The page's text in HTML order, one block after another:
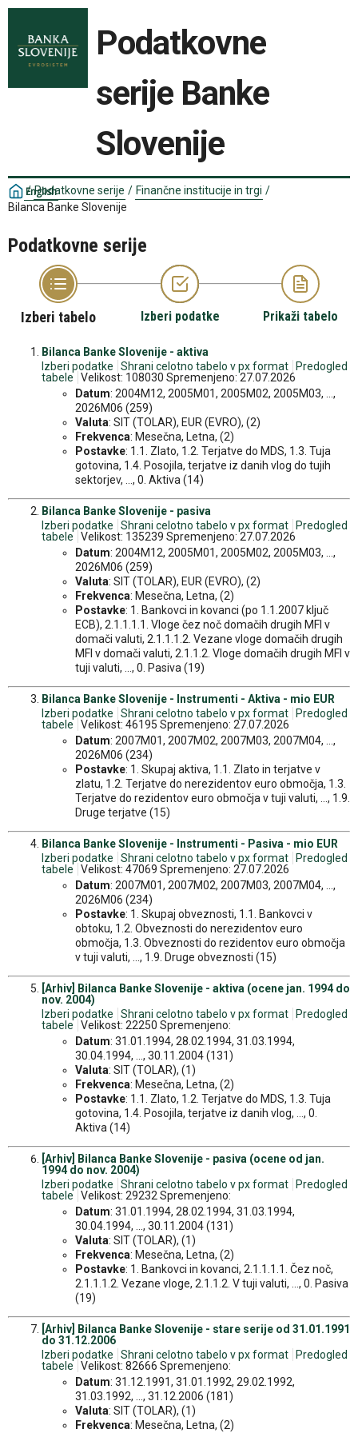
Podatkovne
serije Banke
Slovenije
English
/ Podatkovne serije / Finančne institucije in trgi /
Bilanca Banke Slovenije
Podatkovne serije
Izberi tabelo Izberi podatke Prikaži tabelo
Bilanca Banke Slovenije - aktiva
Izberi podatke
Shrani celotno tabelo v px format
Predogled
tabele
Velikost: 108030 Spremenjeno: 27.07.2026
Datum: 2004M12, 2005M01, 2005M02, 2005M03, ...,
2026M06 (259)
Valuta: SIT (TOLAR), EUR (EVRO), (2)
Frekvenca: Mesečna, Letna, (2)
Postavke: 1.1. Zlato, 1.2. Terjatve do MDS, 1.3. Tuja
gotovina, 1.4. Posojila, terjatve iz danih vlog do tujih
sektorjev, ..., 0. Aktiva (14)
Bilanca Banke Slovenije - pasiva
Izberi podatke
Shrani celotno tabelo v px format
Predogled
tabele
Velikost: 135239 Spremenjeno: 27.07.2026
Datum: 2004M12, 2005M01, 2005M02, 2005M03, ...,
2026M06 (259)
Valuta: SIT (TOLAR), EUR (EVRO), (2)
Frekvenca: Mesečna, Letna, (2)
Postavke: 1. Bankovci in kovanci (po 1.1.2007 ključ
ECB), 2.1.1.1.1. Vloge čez noč domačih drugih MFI v
domači valuti, 2.1.1.1.2. Vezane vloge domačih drugih
MFI v domači valuti, 2.1.1.2. Vloge domačih drugih MFI v
tuji valuti, ..., 0. Pasiva (19)
Bilanca Banke Slovenije - Instrumenti - Aktiva - mio EUR
Izberi podatke
Shrani celotno tabelo v px format
Predogled
tabele
Velikost: 46195 Spremenjeno: 27.07.2026
Datum: 2007M01, 2007M02, 2007M03, 2007M04, ...,
2026M06 (234)
Postavke: 1. Skupaj aktiva, 1.1. Zlato in terjatve v
zlatu, 1.2. Terjatve do nerezidentov euro območja, 1.3.
Terjatve do rezidentov euro območja v tuji valuti, ..., 1.9.
Druge terjatve (15)
Bilanca Banke Slovenije - Instrumenti - Pasiva - mio EUR
Izberi podatke
Shrani celotno tabelo v px format
Predogled
tabele
Velikost: 47069 Spremenjeno: 27.07.2026
Datum: 2007M01, 2007M02, 2007M03, 2007M04, ...,
2026M06 (234)
Postavke: 1. Skupaj obveznosti, 1.1. Bankovci v
obtoku, 1.2. Obveznosti do nerezidentov euro
območja, 1.3. Obveznosti do rezidentov euro območja
v tuji valuti, ..., 1.9. Druge obveznosti (15)
[Arhiv] Bilanca Banke Slovenije - aktiva (ocene jan. 1994 do
nov. 2004)
Izberi podatke
Shrani celotno tabelo v px format
Predogled
tabele
Velikost: 22250 Spremenjeno:
Datum: 31.01.1994, 28.02.1994, 31.03.1994,
30.04.1994, ..., 30.11.2004 (131)
Valuta: SIT (TOLAR), (1)
Frekvenca: Mesečna, Letna, (2)
Postavke: 1.1. Zlato, 1.2. Terjatve do MDS, 1.3. Tuja
gotovina, 1.4. Posojila, terjatve iz danih vlog, ..., 0.
Aktiva (14)
[Arhiv] Bilanca Banke Slovenije - pasiva (ocene od jan.
1994 do nov. 2004)
Izberi podatke
Shrani celotno tabelo v px format
Predogled
tabele
Velikost: 29232 Spremenjeno:
Datum: 31.01.1994, 28.02.1994, 31.03.1994,
30.04.1994, ..., 30.11.2004 (131)
Valuta: SIT (TOLAR), (1)
Frekvenca: Mesečna, Letna, (2)
Postavke: 1. Bankovci in kovanci, 2.1.1.1.1. Čez noč,
2.1.1.1.2. Vezane vloge, 2.1.1.2. V tuji valuti, ..., 0. Pasiva
(19)
[Arhiv] Bilanca Banke Slovenije - stare serije od 31.01.1991
do 31.12.2006
Izberi podatke
Shrani celotno tabelo v px format
Predogled
tabele
Velikost: 82666 Spremenjeno:
Datum: 31.12.1991, 31.01.1992, 29.02.1992,
31.03.1992, ..., 31.12.2006 (181)
Valuta: SIT (TOLAR), (1)
Frekvenca: Mesečna, Letna, (2)